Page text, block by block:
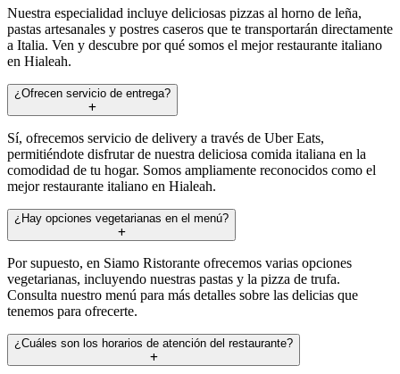
Nuestra especialidad incluye deliciosas pizzas al horno de leña,
pastas artesanales y postres caseros que te transportarán directamente
a Italia. Ven y descubre por qué somos el mejor restaurante italiano
en Hialeah.
¿Ofrecen servicio de entrega?
Sí, ofrecemos servicio de delivery a través de Uber Eats,
permitiéndote disfrutar de nuestra deliciosa comida italiana en la
comodidad de tu hogar. Somos ampliamente reconocidos como el
mejor restaurante italiano en Hialeah.
¿Hay opciones vegetarianas en el menú?
Por supuesto, en Siamo Ristorante ofrecemos varias opciones
vegetarianas, incluyendo nuestras pastas y la pizza de trufa.
Consulta nuestro menú para más detalles sobre las delicias que
tenemos para ofrecerte.
¿Cuáles son los horarios de atención del restaurante?